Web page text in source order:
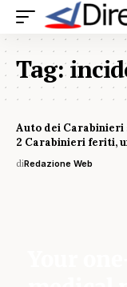
Tag:
Auto dei Carabinieri
2 Carabinieri feriti,
diRedazione Web